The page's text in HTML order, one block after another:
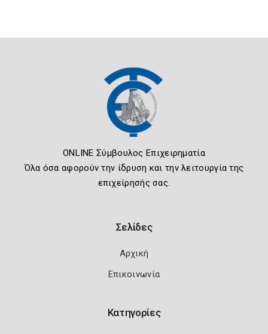
ONLINE Σύμβουλος Επιχειρηματία
Όλα όσα αφορούν την ίδρυση και την λειτουργία της
επιχείρησής σας.
Σελίδες
Αρχική
Επικοινωνία
Κατηγορίες